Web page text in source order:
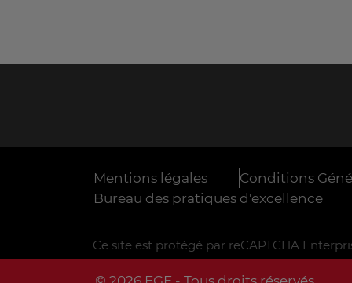
Mentions légales Conditions
Bureau des pratiques d'excellence
Ce site est protégé par reCAPTCHA